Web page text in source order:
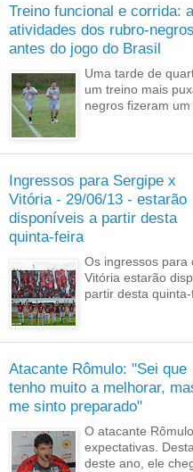
Treino funcional e corrida:
atividades dos rubro-negros
antes do jogo do Brasil
Uma tarde de
um treino mais
negros fizeram um
Ingressos para Sergipe x
Vitória - 29/06/13 - estarão
disponíveis a partir desta
quinta-feira
Os ingressos para
Vitória estarão
partir desta
Atacante Rômulo: "Sei que
tenho muito a melhorar,
me sinto preparado"
O atacante
expectativas.
deste ano, ele